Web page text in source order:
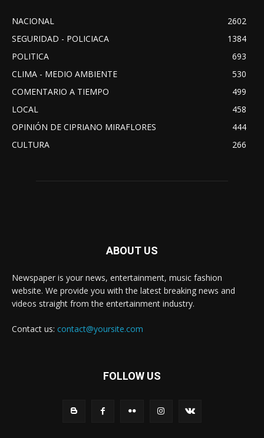
NACIONAL
2602
SEGURIDAD - POLICIACA
1384
POLITICA
693
CLIMA - MEDIO AMBIENTE
530
COMENTARIO A TIEMPO
499
LOCAL
458
OPINIÓN DE CIPRIANO MIRAFLORES
444
CULTURA
266
ABOUT US
Newspaper is your news, entertainment, music fashion
website. We provide you with the latest breaking news and
videos straight from the entertainment industry.
Contact us: contact@yoursite.com
FOLLOW US